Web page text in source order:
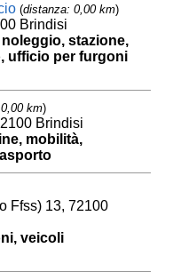
(distanza: 0,00 km)
Brindisi
stazione,
ufficio per furgoni
km)
Brindisi
mobilità,
Ffss) 13, 72100
veicoli